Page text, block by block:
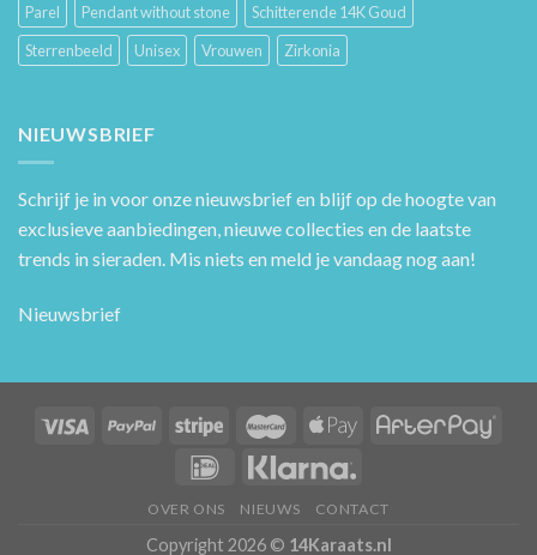
Parel
Pendant without stone
Schitterende 14K Goud
Sterrenbeeld
Unisex Vrouwen Zirkonia
NIEUWSBRIEF
Schrijf je in voor onze nieuwsbrief en blijf op de hoogte van
exclusieve aanbiedingen, nieuwe collecties en de laatste
trends in sieraden. Mis niets en meld je vandaag nog aan!
Nieuwsbrief
OVER ONS NIEUWS CONTACT
Copyright 2026 © 14Karaats.nl